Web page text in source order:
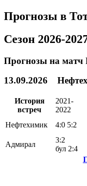
Прогнозы в
Сезон 2026-
Прогнозы на
13.09.2026
История
встреч
2021-
2022
Нефтехимик
4:0 5:2
Адмирал
3:2
бул 2:4